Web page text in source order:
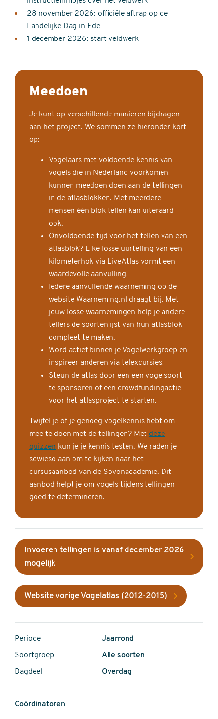
28 november 2026: officiële aftrap op de
Landelijke Dag in Ede
1 december 2026: start veldwerk
Meedoen
Je kunt op verschillende manieren bijdragen
aan het project. We sommen ze hieronder kort
op:
Vogelaars met voldoende kennis van
vogels die in Nederland voorkomen
kunnen meedoen doen aan de tellingen
in de atlasblokken. Met meerdere
mensen één blok tellen kan uiteraard
ook.
Onvoldoende tijd voor het tellen van een
atlasblok? Elke losse uurtelling van een
kilometerhok via LiveAtlas vormt een
waardevolle aanvulling.
Iedere aanvullende waarneming op de
website Waarneming.nl draagt bij. Met
jouw losse waarnemingen help je andere
tellers de soortenlijst van hun atlasblok
compleet te maken.
Word actief binnen je Vogelwerkgroep en
inspireer anderen via telexcursies.
Steun de atlas door een een vogelsoort
te sponsoren of een crowdfundingactie
voor het atlasproject te starten.
Twijfel je of je genoeg vogelkennis hebt om
mee te doen met de tellingen? Met deze
quizzen kun je je kennis testen. We raden je
sowieso aan om te kijken naar het
cursusaanbod van de Sovonacademie. Dit
aanbod helpt je om vogels tijdens tellingen
goed te determineren.
Invoeren tellingen is vanaf december 2026
mogelijk
Website vorige Vogelatlas (2012-2015)
Periode Jaarrond
Soortgroep Alle soorten
Dagdeel Overdag
Coördinatoren